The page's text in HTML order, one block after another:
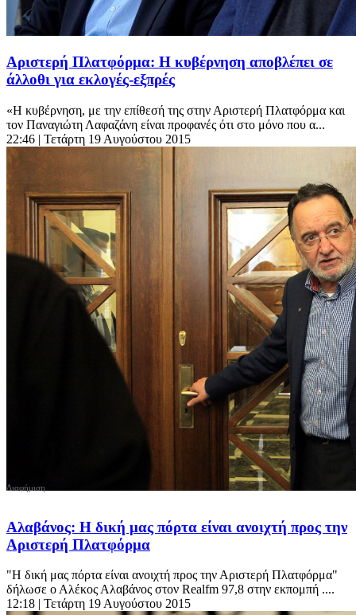
Αριστερή Πλατφόρμα: Η κυβέρνηση αποβλέπει σε
άλλοθι για εκλογές-εξπρές
«Η κυβέρνηση, με την επίθεσή της στην Αριστερή Πλατφόρμα και
τον Παναγιώτη Λαφαζάνη είναι προφανές ότι στο μόνο που α...
22:46 | Τετάρτη 19 Αυγούστου 2015
Αλαβάνος: Η δική μας πόρτα είναι ανοιχτή προς την
Αριστερή Πλατφόρμα
"Η δική μας πόρτα είναι ανοιχτή προς την Αριστερή Πλατφόρμα"
δήλωσε ο Αλέκος Αλαβάνος στον Realfm 97,8 στην εκπομπή ....
12:18 | Τετάρτη 19 Αυγούστου 2015